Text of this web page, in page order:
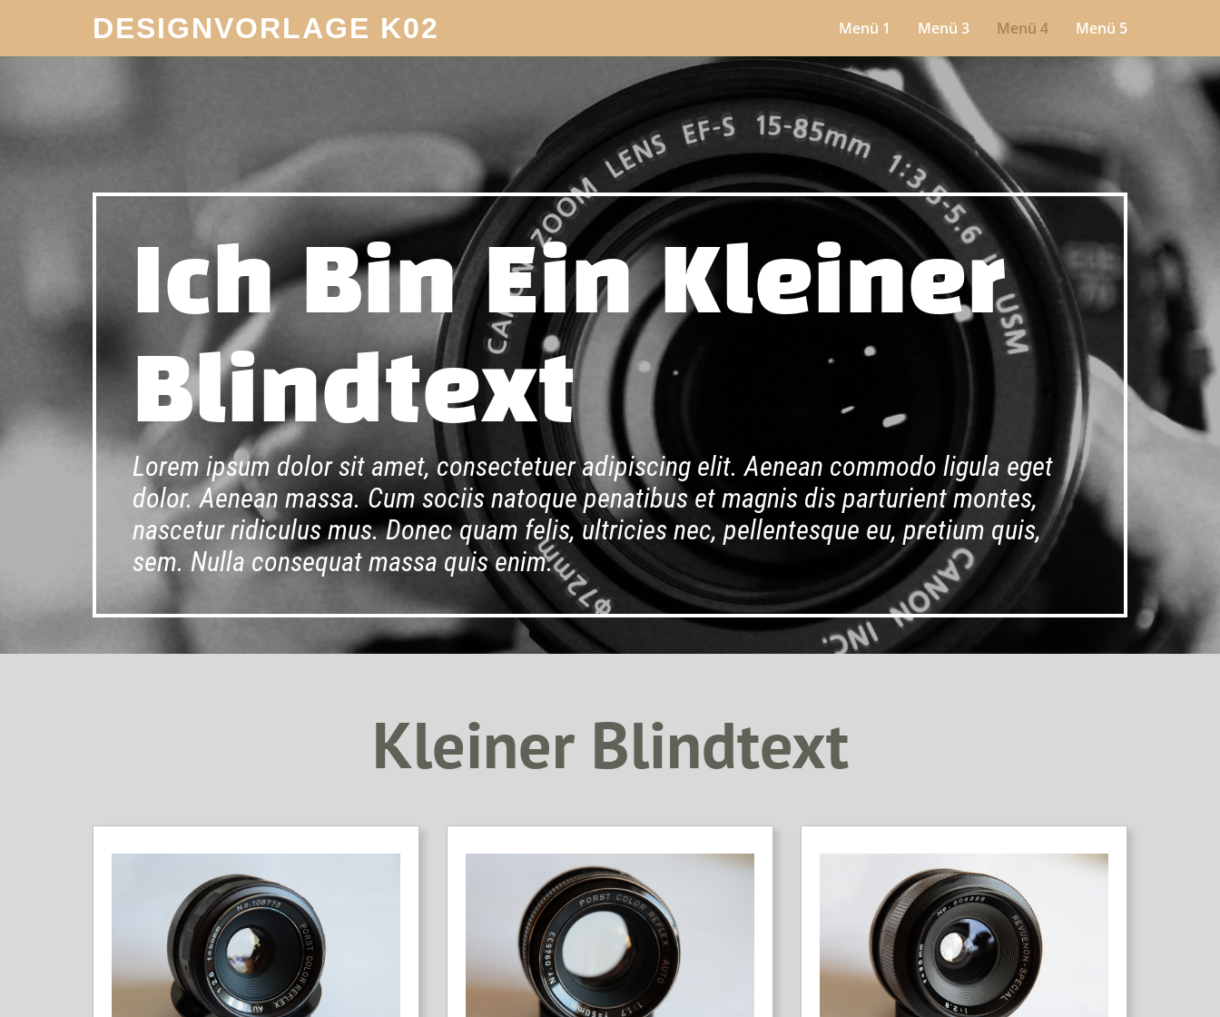
DESIGNVORLAGE K02 Menü 1 Menü 3 Menü 4 Menü 5
Ich Bin Ein Kleiner
Blindtext
Lorem ipsum dolor sit amet, consectetuer adipiscing elit. Aenean commodo ligula eget
dolor. Aenean massa. Cum sociis natoque penatibus et magnis dis parturient montes,
nascetur ridiculus mus. Donec quam felis, ultricies nec, pellentesque eu, pretium quis,
sem. Nulla consequat massa quis enim.
Kleiner Blindtext